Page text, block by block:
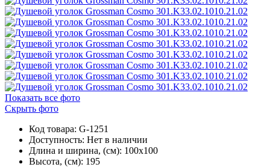
Показать все фото
Скрыть фото
Код товара: G-1251
Доступность: Нет в наличии
Длина и ширина, (см): 100x100
Высота, (см): 195